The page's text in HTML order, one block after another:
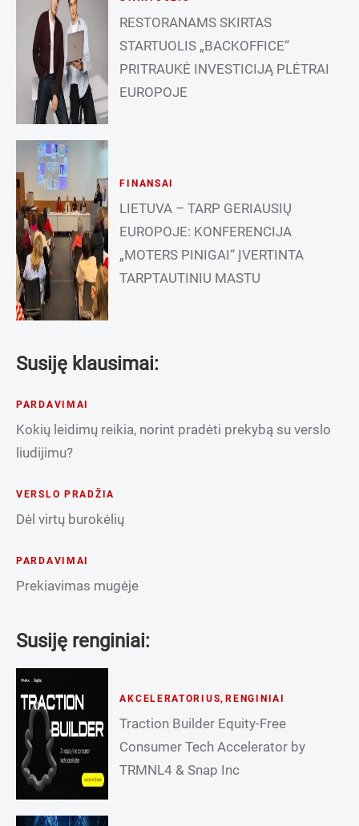
RESTORANAMS SKIRTAS
STARTUOLIS „BACKOFFICE“
PRITRAUKĖ INVESTICIJĄ PLĖTRAI
EUROPOJE
FINANSAI
LIETUVA – TARP GERIAUSIŲ
EUROPOJE: KONFERENCIJA
„MOTERS PINIGAI“ ĮVERTINTA
TARPTAUTINIU MASTU
Susiję klausimai:
PARDAVIMAI
Kokių leidimų reikia, norint pradėti prekybą su verslo
liudijimu?
VERSLO PRADŽIA
Dėl virtų burokėlių
PARDAVIMAI
Prekiavimas mugėje
Susiję renginiai:
AKCELERATORIUS, RENGINIAI
Traction Builder Equity-Free
Consumer Tech Accelerator by
TRMNL4 & Snap Inc